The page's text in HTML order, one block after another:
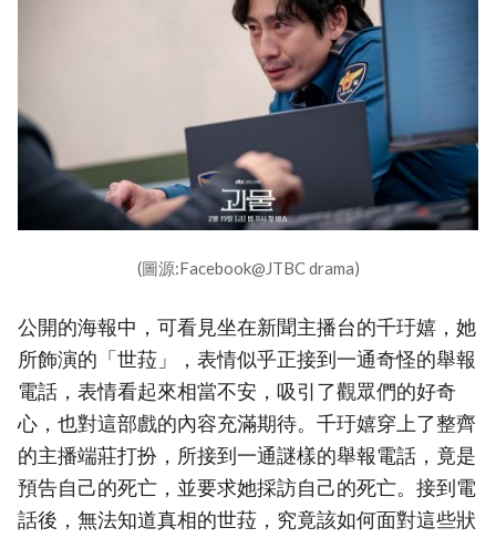
(圖源:Facebook@JTBC drama)
公開的海報中，可看見坐在新聞主播台的千玗嬉，她
所飾演的「世菈」，表情似乎正接到一通奇怪的舉報
電話，表情看起來相當不安，吸引了觀眾們的好奇
心，也對這部戲的內容充滿期待。千玗嬉穿上了整齊
的主播端莊打扮，所接到一通謎樣的舉報電話，竟是
預告自己的死亡，並要求她採訪自己的死亡。接到電
話後，無法知道真相的世菈，究竟該如何面對這些狀